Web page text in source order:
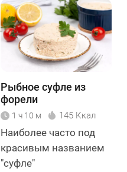
Рыбное суфле из
форели
1 ч 10 м 145 Ккал
Наиболее часто под
красивым названием
"суфле"